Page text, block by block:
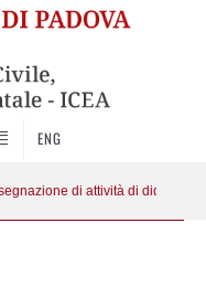
ENG
di attività di didattica